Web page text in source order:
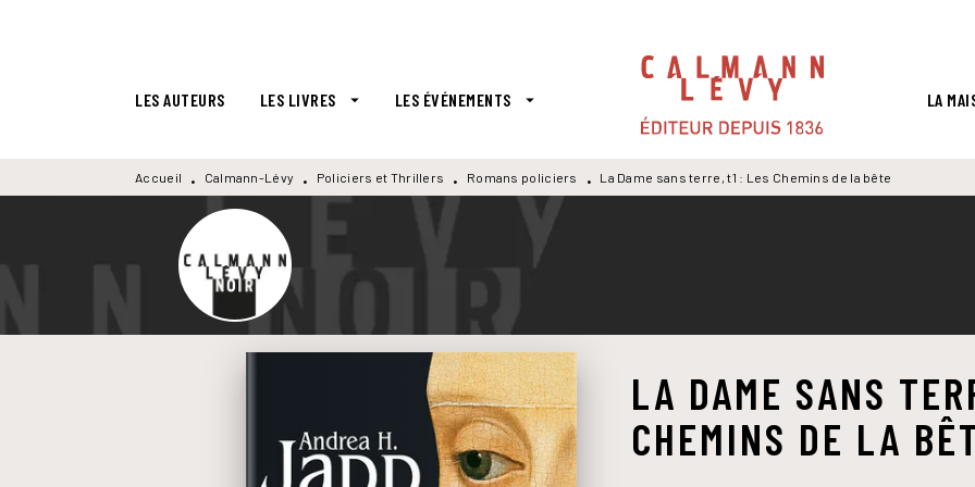
LES AUTEURS LES LIVRES arrow_drop_down LES ÉVÉNEMENTS arrow_drop_down LA
Accueil • Calmann-Lévy • Policiers et Thrillers • Romans policiers • La Dame sans terre, t1 : Les Chemins de la bête
LA DAME SANS
CHEMINS DE LA